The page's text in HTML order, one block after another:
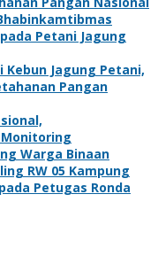
Petani Jagung
Kebun Jagung Petani,
Pangan
Warga Binaan
RW 05 Kampung
Petugas Ronda